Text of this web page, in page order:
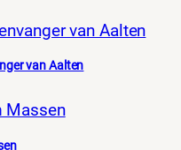
van Aalten